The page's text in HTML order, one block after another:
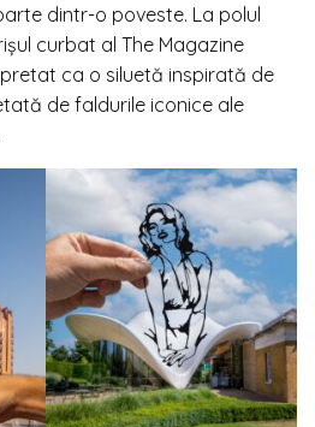
dintr-o poveste. La polul
curbat al The Magazine
ca o siluetă inspirată de
de faldurile iconice ale